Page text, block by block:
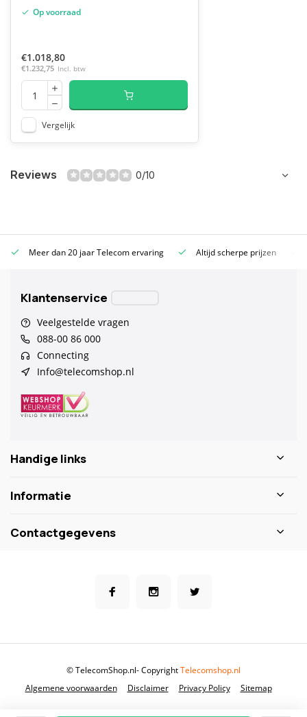
Op voorraad
€1.018,80
€1.232,75 Incl. btw
Vergelijk
Reviews 0/10
Meer dan 20 jaar Telecom ervaring Altijd scherpe prijzen
Klantenservice
Veelgestelde vragen
088-00 86 000
Connecting
Info@telecomshop.nl
Handige links
Informatie
Contactgegevens
Algemene voorwaarden Disclaimer Privacy Policy Sitemap
© TelecomShop.nl- CopyrightTelecomshop.nl